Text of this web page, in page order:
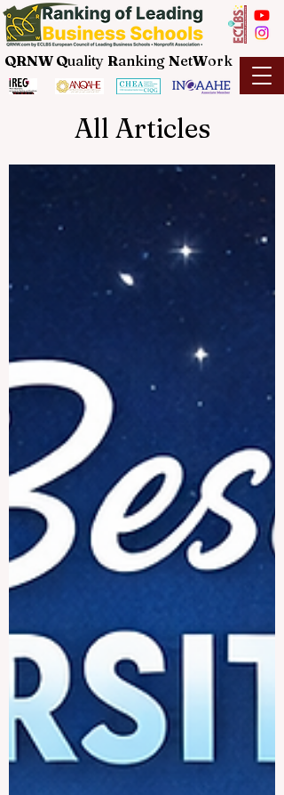
QRNW Quality Ranking NetWork
All Articles